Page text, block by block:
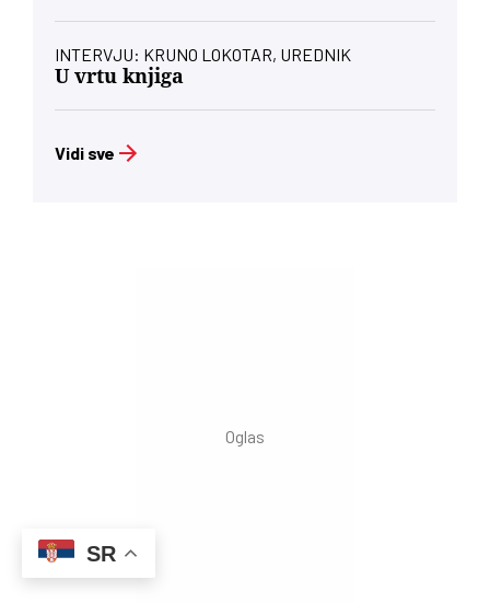
INTERVJU: KRUNO LOKOTAR, UREDNIK
U vrtu knjiga
Vidi sve
SR